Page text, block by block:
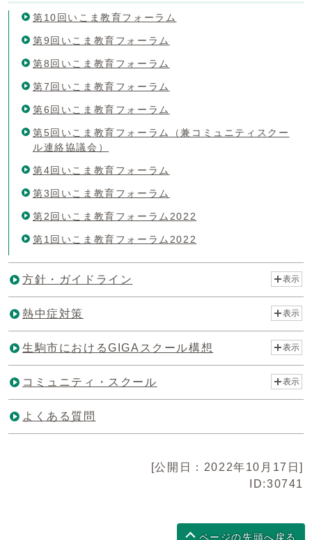
第10回いこま教育フォーラム
第9回いこま教育フォーラム
第8回いこま教育フォーラム
第7回いこま教育フォーラム
第6回いこま教育フォーラム
第5回いこま教育フォーラム（兼コミュニティスクー
ル連絡協議会）
第4回いこま教育フォーラム
第3回いこま教育フォーラム
第2回いこま教育フォーラム2022
第1回いこま教育フォーラム2022
方針・ガイドライン 表示
熱中症対策 表示
生駒市におけるGIGAスクール構想 表示
コミュニティ・スクール 表示
よくある質問
[公開日：2022年10月17日]
ID:30741
ページの先頭へ戻る